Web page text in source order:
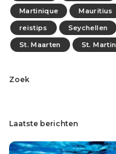
Martinique Mauritius
reistips
Seychellen
St. Maarten
St. Martin
Zoek
Laatste berichten